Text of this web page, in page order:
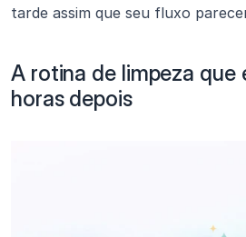
tarde assim que seu fluxo
A rotina de limpeza que
horas depois